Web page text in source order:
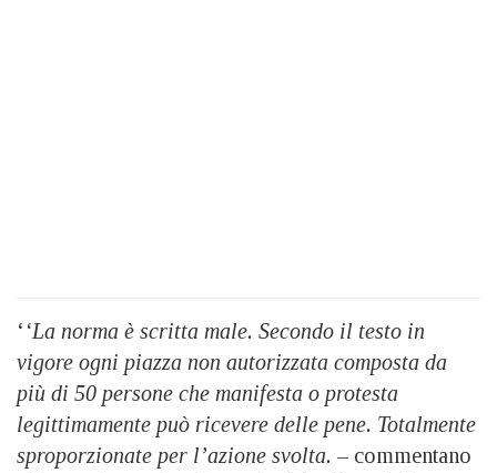
‘ ‘La norma è scritta male. Secondo il testo in
vigore ogni piazza non autorizzata composta da
più di 50 persone che manifesta o protesta
legittimamente può ricevere delle pene. Totalmente
sproporzionate per l’azione svolta. – commentano